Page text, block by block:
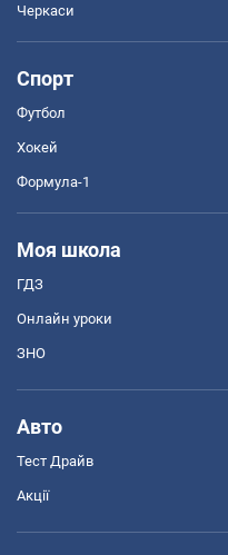
Черкаси
Спорт
Футбол
Хокей
Формула-1
Моя школа
ГДЗ
Онлайн уроки
ЗНО
Авто
Тест Драйв
Акції